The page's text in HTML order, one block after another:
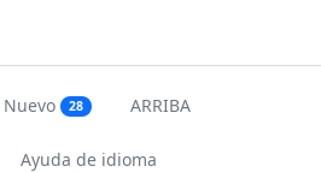
Nuevo 28 ARRIBA
Ayuda de idioma